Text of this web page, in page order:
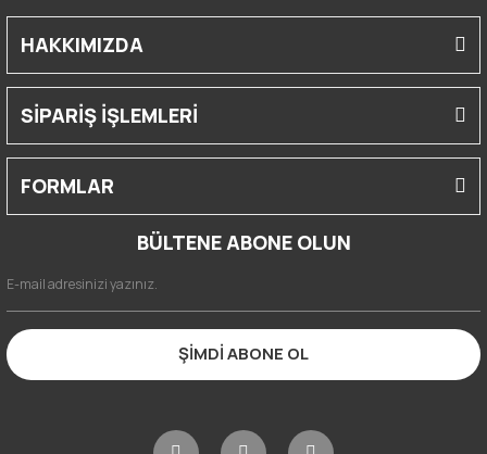
HAKKIMIZDA
SİPARİŞ İŞLEMLERİ
FORMLAR
BÜLTENE ABONE OLUN
ŞİMDİ ABONE OL